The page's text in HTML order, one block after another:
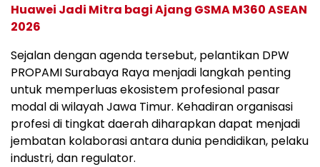
Huawei Jadi Mitra bagi Ajang GSMA M360 ASEAN
2026
Sejalan dengan agenda tersebut, pelantikan DPW
PROPAMI Surabaya Raya menjadi langkah penting
untuk memperluas ekosistem profesional pasar
modal di wilayah Jawa Timur. Kehadiran organisasi
profesi di tingkat daerah diharapkan dapat menjadi
jembatan kolaborasi antara dunia pendidikan, pelaku
industri, dan regulator.